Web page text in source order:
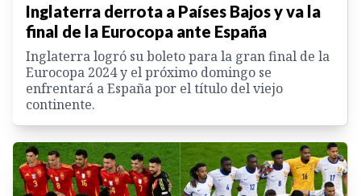
Inglaterra derrota a Países Bajos y va la
final de la Eurocopa ante España
Inglaterra logró su boleto para la gran final de la
Eurocopa 2024 y el próximo domingo se
enfrentará a España por el título del viejo
continente.